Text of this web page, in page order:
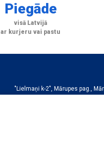
Piegāde
visā Latvijā
ar kurjeru vai pastu
"Lielmaņi k-2", Mārupes pag.,